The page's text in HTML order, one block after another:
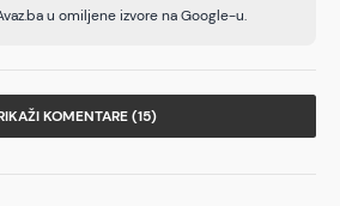
u omiljene izvore na Google-u.
KOMENTARE (15)